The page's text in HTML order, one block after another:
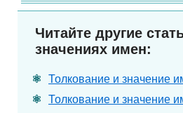
Читайте другие
значениях имен:
Толкование и значение
Толкование и значение